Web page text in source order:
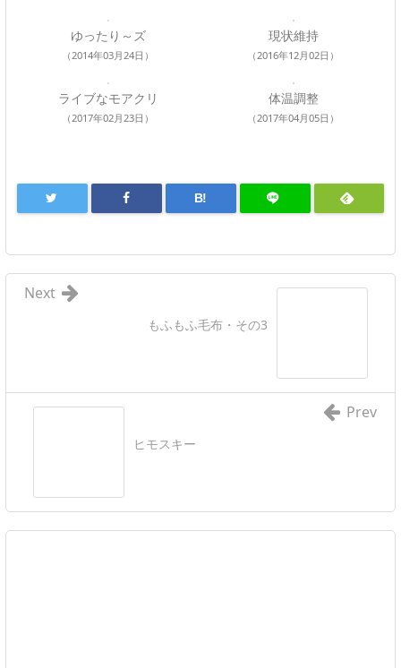
ゆったり～ズ
（2014年03月24日）
現状維持
（2016年12月02日）
ライブなモアクリ
（2017年02月23日）
体温調整
（2017年04月05日）
B!
もふもふ毛布・その3
Next
ヒモスキー
Prev